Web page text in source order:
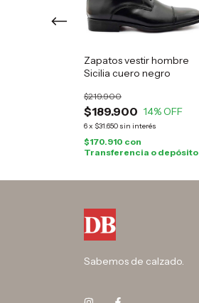
Zapatos vestir hombre
Sicilia cuero negro
$189.900
$219.900
14% OFF
6x $31.650 sin interés
$170.910 con
Transferencia o depósito
Sabemos de calzado.